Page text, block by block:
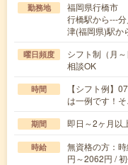
勤務地
福岡県行橋市
行橋駅から---
津(福岡県)駅か
曜日頻度
シフト制（月
相談OK
時間
【シフト例】
は一例です！
期間 即日～2ヶ月以
時給
無資格の方：
円～2062円 /